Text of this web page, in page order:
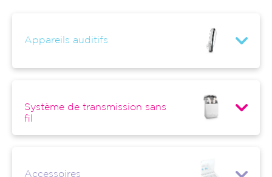
Appareils auditifs
Système de transmission sans
fil
Accessoires